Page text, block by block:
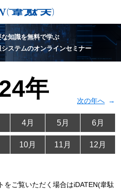
知識を無料で学ぶ
ステムのオンラインセミナー
年 次の年へ
4月 5月 6月
10月 11月 12月
をご覧いただく場合はiDATEN(韋駄